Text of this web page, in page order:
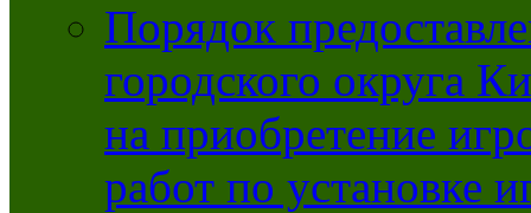
Порядок
городского округа
на приобретение
работ по установке